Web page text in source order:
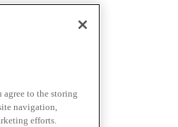
to the storing
navigation,
efforts.